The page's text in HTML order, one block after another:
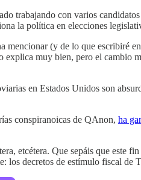
trabajando con varios
la política en elecciones
mencionar (y de lo que escribiré
explica muy bien, pero el cambio
en Estados Unidos son
conspiranoicas de QAnon, ha
etcétera. Que sepáis que este
los decretos de estímulo fiscal de